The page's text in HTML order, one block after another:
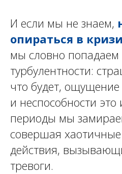
И если мы не знаем,
опираться в
мы словно попадаем
турбулентности:
что будет, ощущение
и неспособности это
периоды мы
совершая
действия,
тревоги.